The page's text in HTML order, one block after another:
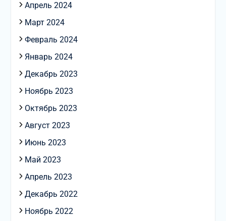
Апрель 2024
Март 2024
Февраль 2024
Январь 2024
Декабрь 2023
Ноябрь 2023
Октябрь 2023
Август 2023
Июнь 2023
Май 2023
Апрель 2023
Декабрь 2022
Ноябрь 2022